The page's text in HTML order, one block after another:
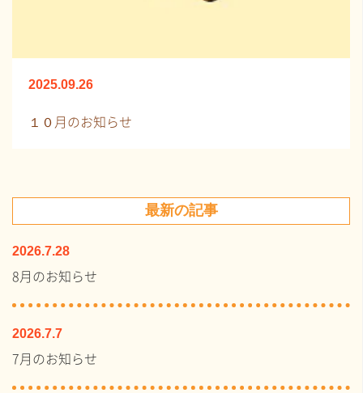
2025.09.26
１０月のお知らせ
最新の記事
8月のお知らせ
2026.7.28
7月のお知らせ
2026.7.7